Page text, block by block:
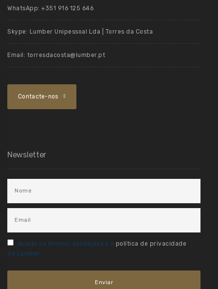
WhatsApp: +351 916 125 646
Skype: Lumber Unipessoal Lda | Torres da Costa
Email: torresdacosta@lumber.pt
Contacte-nos
Newsletter
Aceito os termos, condições e a política de privacidade
da Lumber.